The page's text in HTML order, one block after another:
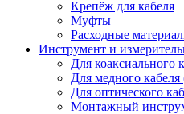
Крепёж для кабеля
Муфты
Расходные
Инструмент и
Для коаксиального
Для медного
Для оптического
Монтажный